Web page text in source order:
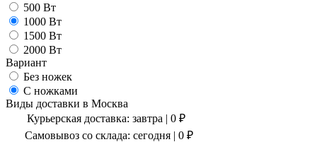
500 Вт
1000 Вт
1500 Вт
2000 Вт
Вариант
Без ножек
С ножками
Виды доставки в Москва
Курьерская доставка: завтра | 0 ₽
Самовывоз со склада: сегодня | 0 ₽